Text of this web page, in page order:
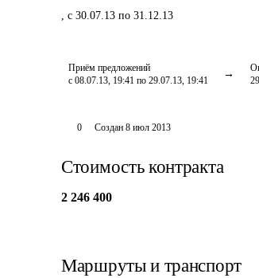
, с 30.07.13 по 31.12.13
Приём предложений
с 08.07.13, 19:41 по 29.07.13, 19:41
0 Создан 8 июл 2013
Стоимость контракта
2 246 400
Маршруты и транспорт